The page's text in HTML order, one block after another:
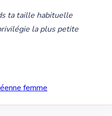
ta taille habituelle
la plus petite
femme